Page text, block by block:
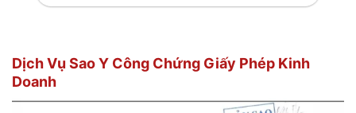
Dịch Vụ Sao Y Công Chứng Giấy Phép Kinh
Doanh